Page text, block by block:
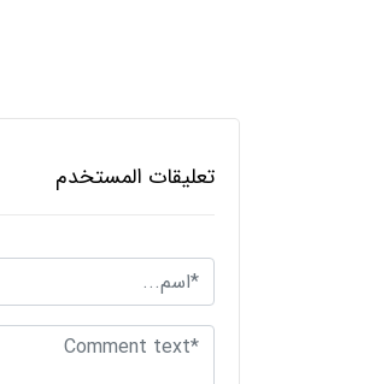
تعليقات المستخدم